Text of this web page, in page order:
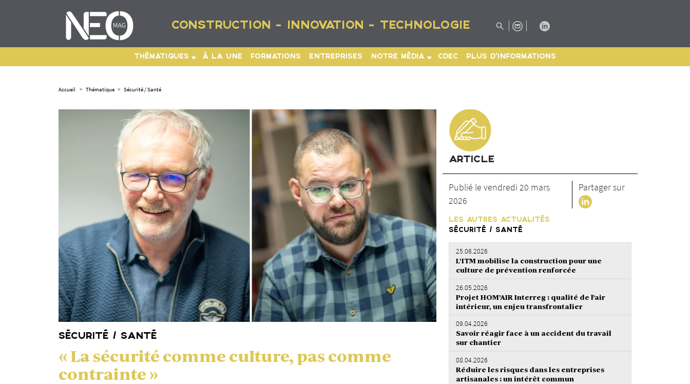
CONSTRUCTION - INNOVATION - TECHNOLOGIE
THÉMATIQUES À LA UNE FORMATIONS ENTREPRISES NOTRE MÉDIA CDEC PLUS D'INFORMATIONS
Accueil > Thématique > Sécurité / Santé
SÉCURITÉ / SANTÉ
« La sécurité comme culture, pas comme
contrainte »
ARTICLE
Publié le vendredi 20 mars
2026
Partager sur
LES AUTRES ACTUALITÉS
SÉCURITÉ / SANTÉ
25.06.2026
L’ITM mobilise la construction pour une
culture de prévention renforcée
26.05.2026
Projet HOM’AIR Interreg : qualité de l’air
intérieur, un enjeu transfrontalier
09.04.2026
Savoir réagir face à un accident du travail
sur chantier
08.04.2026
Réduire les risques dans les entreprises
artisanales : un intérêt commun